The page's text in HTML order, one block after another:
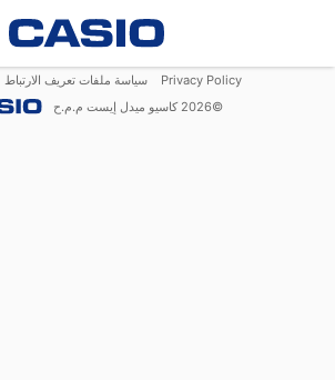
Privacy Policy سياسة ملفات تعريف الارتباط
©
2026 كاسيو ميدل إيست م.م.ح